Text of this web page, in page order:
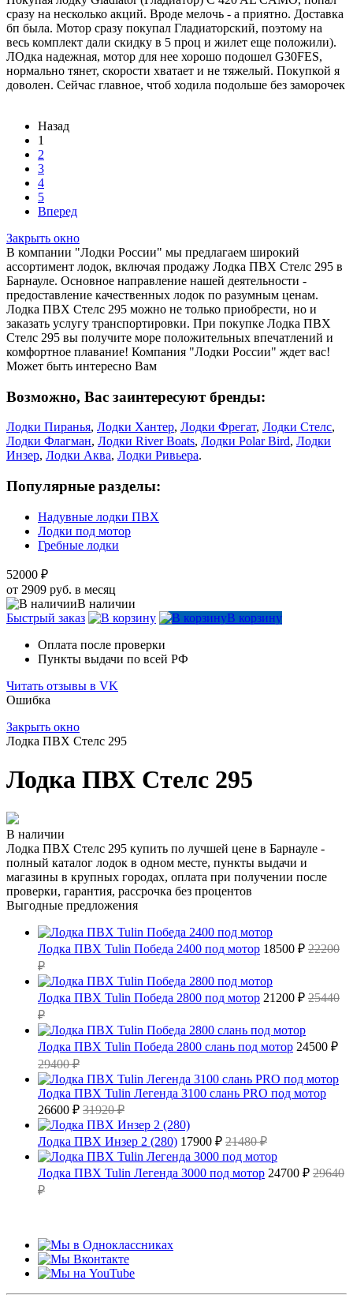
сразу на несколько акций. Вроде мелочь - а приятно. Доставка
бп была. Мотор сразу покупал Гладиаторский, поэтому на
весь комплект дали скидку в 5 проц и жилет еще положили).
ЛОдка надежная, мотор для нее хорошо подошел G30FES,
нормально тянет, скорости хватает и не тяжелый. Покупкой я
доволен. Сейчас главное, чтоб ходила подольше без заморочек
Назад
1
2
3
4
5
Вперед
Закрыть окно
В компании "Лодки России" мы предлагаем широкий
ассортимент лодок, включая продажу Лодка ПВХ Стелс 295 в
Барнауле. Основное направление нашей деятельности -
предоставление качественных лодок по разумным ценам.
Лодка ПВХ Стелс 295 можно не только приобрести, но и
заказать услугу транспортировки. При покупке Лодка ПВХ
Стелс 295 вы получите море положительных впечатлений и
комфортное плавание! Компания "Лодки России" ждет вас!
Может быть интересно Вам
Возможно, Вас заинтересуют бренды:
Лодки Пиранья, Лодки Хантер, Лодки Фрегат, Лодки Стелс,
Лодки Флагман, Лодки River Boats, Лодки Polar Bird, Лодки
Инзер, Лодки Аква, Лодки Ривьера.
Популярные разделы:
Надувные лодки ПВХ
Лодки под мотор
Гребные лодки
52000 ₽
от 2909 руб. в месяц
В наличии
Быстрый заказ
В корзину
Оплата после проверки
Пункты выдачи по всей РФ
Читать отзывы в VK
Ошибка
Закрыть окно
Лодка ПВХ Стелс 295
Лодка ПВХ Стелс 295
В наличии
Лодка ПВХ Стелс 295 купить по лучшей цене в Барнауле -
полный каталог лодок в одном месте, пункты выдачи и
магазины в крупных городах, оплата при получении после
проверки, гарантия, рассрочка без процентов
Выгодные предложения
Лодка ПВХ Tulin Победа 2400 под мотор 18500 ₽ 22200
₽
Лодка ПВХ Tulin Победа 2800 под мотор 21200 ₽ 25440
₽
Лодка ПВХ Tulin Победа 2800 слань под мотор 24500 ₽
29400 ₽
Лодка ПВХ Tulin Легенда 3100 слань PRO под мотор
26600 ₽ 31920 ₽
Лодка ПВХ Инзер 2 (280) 17900 ₽ 21480 ₽
Лодка ПВХ Tulin Легенда 3000 под мотор 24700 ₽ 29640
₽